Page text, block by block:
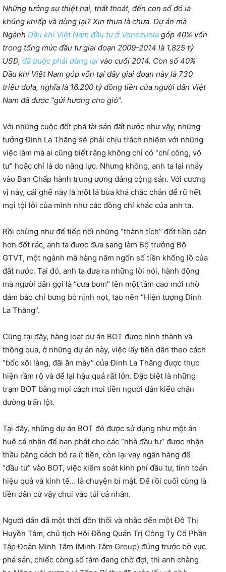
Những tưởng sự thiệt hại, thất thoát, đến con số đó là
khủng khiếp và dừng lại? Xin thưa là chưa. Dự án mà
Ngành Dầu khí Việt Nam đầu tư ở Venezuela góp 40% vốn
trong tổng mức đầu tư giai đoạn 2009-2014 là 1,825 tỷ
USD, đã buộc phải dừng lại vào cuối 2014. Con số 40%
Dầu khí Việt Nam góp vốn tại đây giai đoạn này là 730
triệu dola, nghĩa là 16.200 tỷ đồng tiền của người dân Việt
Nam đã được “gửi hương cho gió”.
Với những cuộc đốt phá tài sản đất nước như vậy, những
tưởng Đinh La Thăng sẽ phải chịu trách nhiệm với những
việc làm mà ai cũng biết rằng không chỉ có “chí công, vô
tư” hoặc chỉ là do năng lực. Nhưng không, anh ta lại nhảy
vào Ban Chấp hành trung ương đảng cộng sản. Với cương
vị này, cái ghế này là một lá bùa khá chắc chắn để rũ hết
mọi tội lỗi của mình như các đồng chí khác của anh ta.
Rồi chừng như để tiếp nối những “thành tích” đốt tiền dân
hơn đốt rác, anh ta được đưa sang làm Bộ trưởng Bộ
GTVT, một ngành mà hàng năm ngốn số tiền khổng lồ của
đất nước. Tại đó, anh ta đưa ra những lời nói, hành động
mà người dân gọi là “cưa bom” lên một tầm cao mới nhờ
đám báo chí bưng bô nịnh nọt, tạo nên “Hiện tượng Đinh
La Thăng”.
Cũng tại đây, hàng loạt dự án BOT được hình thành và
thông qua, ở những dự án này, việc lấy tiền dân theo cách
“bốc xôi làng, đãi ăn mày” của Đinh La Thăng được thực
hiện rầm rộ và để lại hậu quả rất lớn. Đặc biệt là những
trạm BOT bằng mọi cách moi tiền người dân kiểu chặn
đường trấn lột.
Tại đây, những dự án BOT đó được sử dụng như một ân
huệ cá nhân để ban phát cho các “nhà đầu tư” được nhận
thầu bằng cách bỏ ra ít tiền, còn lại vay ngân hàng để
“đầu tư” vào BOT, việc kiểm soát kinh phí đầu tư, tính toán
hiệu quả và kinh tế… là chuyện bí mật. Để rồi cuối cùng là
tiền dân cứ vậy chui vào túi cá nhân.
Người dân đã một thời đồn thổi và nhắc đến một Đỗ Thị
Huyền Tâm, chủ tịch Hội Đồng Quản Trị Công Ty Cổ Phần
Tập Đoàn Minh Tâm (Minh Tâm Group) đứng trước bờ vực
phá sản, chiếc còng số tám đang chờ đợi, thì anh chàng